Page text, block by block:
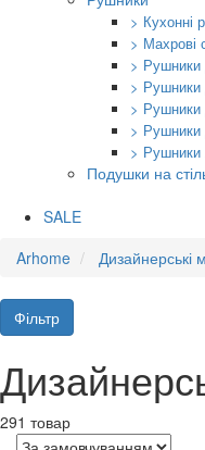
> Кухонні
> Махрові
> Рушники
> Рушники
> Рушники
> Рушники
> Рушники
Подушки на
SALE
Arhome
Дизайнерські
Фільтр
291 товар